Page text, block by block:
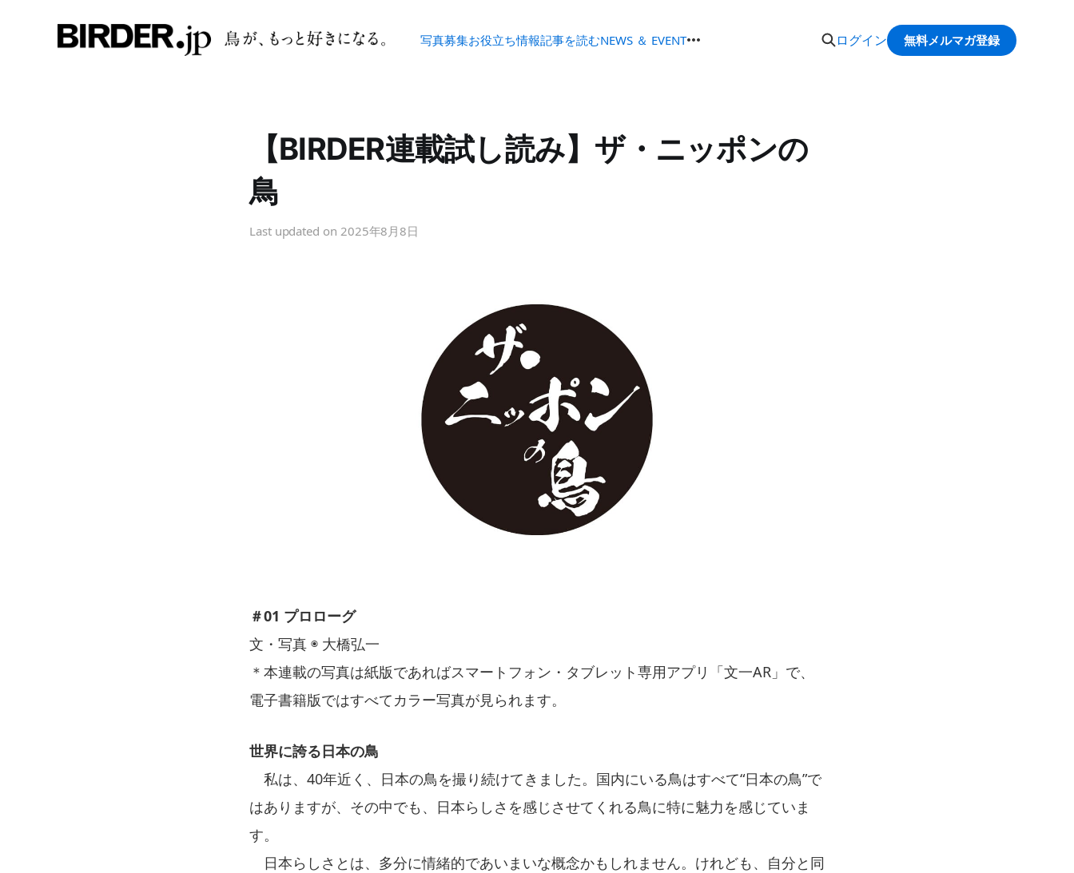
写真募集お役立ち情報記事を読むNEWS ＆ EVENT ログイン 無料メルマガ登録
【BIRDER連載試し読み】ザ・ニッポンの
鳥
Last updated on 2025年8月8日
＃01 プロローグ
文・写真 ◉ 大橋弘一
＊本連載の写真は紙版であればスマートフォン・タブレット専用アプリ「文一AR」で、
電子書籍版ではすべてカラー写真が見られます。
世界に誇る日本の鳥
私は、40年近く、日本の鳥を撮り続けてきました。国内にいる鳥はすべて“日本の鳥”で
はありますが、その中でも、日本らしさを感じさせてくれる鳥に特に魅力を感じていま
す。
日本らしさとは、多分に情緒的であいまいな概念かもしれません。けれども、自分と同